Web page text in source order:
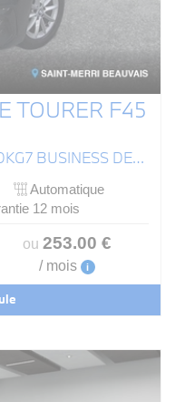
TOURER F45
ACTIVE TOURER 218I 136 CH DKG7 BUSINESS DESIGN
Automatique
12 mois
ou 253.00 €
/ mois i